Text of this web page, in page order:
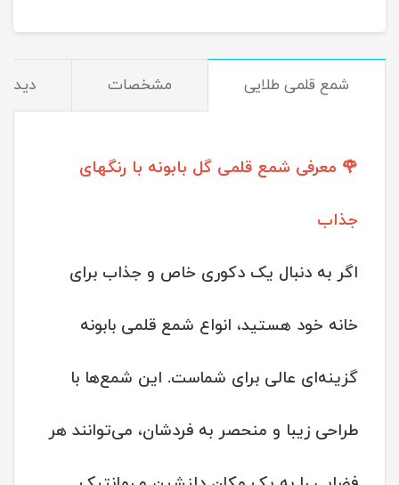
شمع قلمی طلایی مشخصات
🌹 معرفی شمع قلمی گل بابونه با رنگهای
جذاب
اگر به دنبال یک دکوری خاص و جذاب برای
خانه خود هستید، انواع شمع قلمی بابونه
گزینه‌ای عالی برای شماست. این شمع‌ها با
طراحی زیبا و منحصر به فردشان، می‌توانند هر